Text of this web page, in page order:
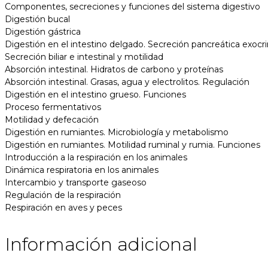
Componentes, secreciones y funciones del sistema digestivo
Digestión bucal
Digestión gástrica
Digestión en el intestino delgado. Secreción pancreática
Secreción biliar e intestinal y motilidad
Absorción intestinal. Hidratos de carbono y proteínas
Absorción intestinal. Grasas, agua y electrolitos. Regulación
Digestión en el intestino grueso. Funciones
Proceso fermentativos
Motilidad y defecación
Digestión en rumiantes. Microbiología y metabolismo
Digestión en rumiantes. Motilidad ruminal y rumia. Funciones
Introducción a la respiración en los animales
Dinámica respiratoria en los animales
Intercambio y transporte gaseoso
Regulación de la respiración
Respiración en aves y peces
Información adicional